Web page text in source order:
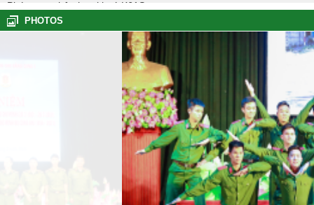
Phóng sự nhập học khoá K61S
Tổng kết hoạt động thực tế đợt I - K60S
Các sự kiện tiêu biểu của Tuổi trẻ Nhà trường năm học 2023-2024
Hoạt động thực tế chính trị của cán bộ, học viên tại Hoà Bình
Hội thi tìm hiểu, sáng kiến về phòng, chống tác hại của thuốc lá
trong tuổi trẻ Trường Cao đẳng Cảnh sát nhân dân I
Tuổi trẻ Trường Cao đẳng CSND I tích cực triển khai đề án 06 của
PHOTOS